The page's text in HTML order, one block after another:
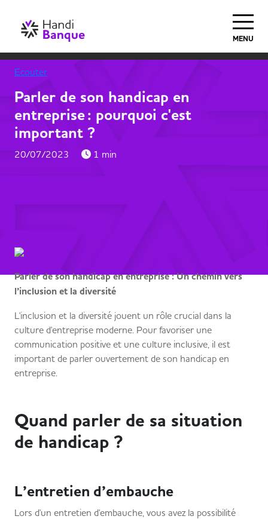
MENU
Ecouter
Parler de son handicap en
entreprise : pourquoi c'est
important ?
20/07/2023 1 min
Parler de son handicap en entreprise : Un chemin vers
l’inclusion et la diversité
L'inclusion et la diversité jouent un rôle crucial dans la
culture d'entreprise moderne. Pour favoriser une
communication positive et une culture inclusive, il est
important de parler ouvertement de son handicap en
entreprise.
Quand parler de sa situation
de handicap ?
L’entretien d’embauche
Lors d'un entretien d'embauche, vous avez la possibilité